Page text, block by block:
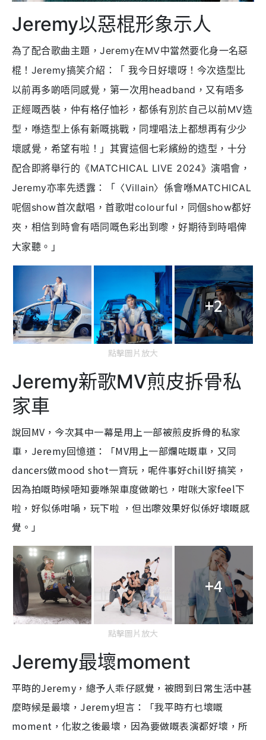
Jeremy以惡棍形象示人
為了配合歌曲主題，Jeremy在MV中當然要化身一名惡
棍！Jeremy搞笑介紹：「 我今日好壞呀！今次造型比
以前再多啲唔同感覺，第一次用headband，又有唔多
正經嘅西裝，仲有格仔恤衫，都係有別於自己以前MV造
型，喺造型上係有新嘅挑戰，同埋唱法上都想再有少少
壞感覺，希望有啦！」其實這個七彩繽紛的造型，十分
配合即將舉行的《MATCHICAL LIVE 2024》演唱會，
Jeremy亦率先透露：「〈Villain〉係會喺MATCHICAL
呢個show首次獻唱，首歌咁colourful，同個show都好
夾，相信到時會有唔同嘅色彩出到嚟，好期待到時唱俾
大家聽。」
+2
點擊圖片放大
Jeremy新歌MV煎皮拆骨私
家車
說回MV，今次其中一幕是用上一部被煎皮拆骨的私家
車，Jeremy回憶道：「MV用上一部爛咗嘅車，又同
dancers做mood shot一齊玩，呢件事好chill好搞笑，
因為拍嘅時候唔知要喺架車度做啲乜，咁咪大家feel下
啦，好似係咁喎，玩下啦 ，但出嚟效果好似係好壞嘅感
覺。」
+4
點擊圖片放大
Jeremy最壞moment
平時的Jeremy，總予人乖仔感覺，被問到日常生活中甚
麼時候是最壞，Jeremy坦言：「我平時冇乜壞嘅
moment，化妝之後最壞，因為要做嘅表演都好壞，所